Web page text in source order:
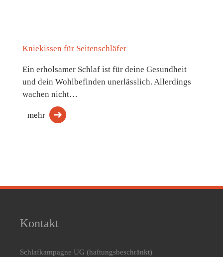
Kniekissen für Seitenschläfer
Ein erholsamer Schlaf ist für deine Gesundheit
und dein Wohlbefinden unerlässlich. Allerdings
wachen nicht…
mehr
Kontakt
Schlafkampagne UG (haftungsbeschränkt)